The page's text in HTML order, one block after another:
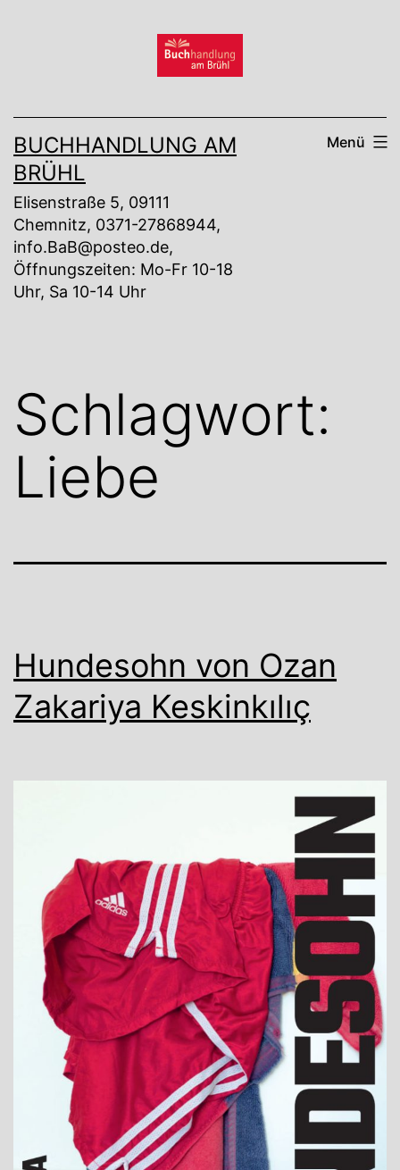
BUCHHANDLUNG AM
BRÜHL
Elisenstraße 5, 09111
Chemnitz, 0371-27868944,
info.BaB@posteo.de,
Öffnungszeiten: Mo-Fr 10-18
Uhr, Sa 10-14 Uhr
Menü
Schlagwort:
Liebe
Hundesohn von Ozan
Zakariya Keskinkılıç